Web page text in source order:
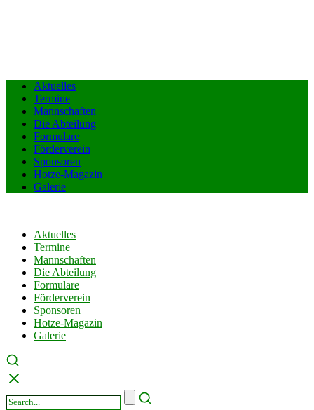
Aktuelles
Termine
Mannschaften
Die Abteilung
Formulare
Förderverein
Sponsoren
Hotze-Magazin
Galerie
Aktuelles
Termine
Mannschaften
Die Abteilung
Formulare
Förderverein
Sponsoren
Hotze-Magazin
Galerie